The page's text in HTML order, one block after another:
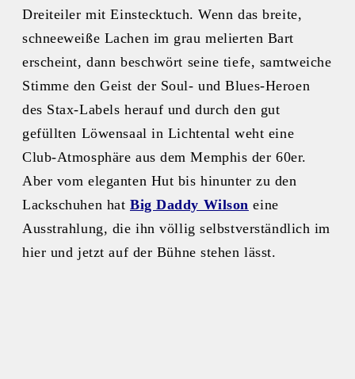
Dreiteiler mit Einstecktuch. Wenn das breite,
schneeweiße Lachen im grau melierten Bart
erscheint, dann beschwört seine tiefe, samtweiche
Stimme den Geist der Soul- und Blues-Heroen
des Stax-Labels herauf und durch den gut
gefüllten Löwensaal in Lichtental weht eine
Club-Atmosphäre aus dem Memphis der 60er.
Aber vom eleganten Hut bis hinunter zu den
Lackschuhen hat Big Daddy Wilson eine
Ausstrahlung, die ihn völlig selbstverständlich im
hier und jetzt auf der Bühne stehen lässt.